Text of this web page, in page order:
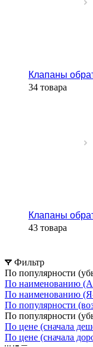
Клапаны
34 товара
Клапаны
43 товара
Фильтр
По популярности
По наименованию
По наименованию
По популярности
По популярности
По цене (сначала
По цене (сначала